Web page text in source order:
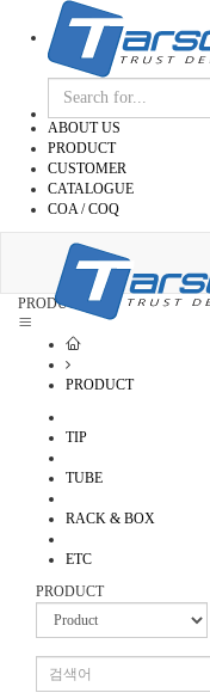
ABOUT US
PRODUCT
CUSTOMER
CATALOGUE
COA / COQ
PRODUCT
PRODUCT
TIP
TUBE
RACK & BOX
ETC
PRODUCT